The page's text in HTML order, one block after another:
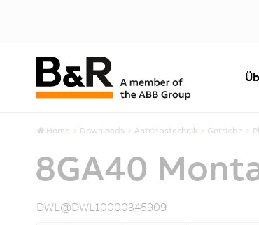
Home Downloads Antriebstechnik Getriebe
8GA40
DWL@DWL10000345909